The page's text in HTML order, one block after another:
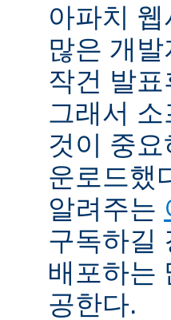
아파치
많은 개
작건 발
그래서
것이 중
운로드했
알려주는
구독하길
배포하는
공한다.